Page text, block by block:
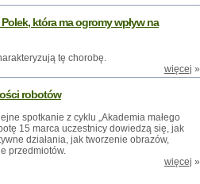
która ma ogromy wpływ na
tę chorobę.
więcej »
robotów
spotkanie z cyklu „Akademia małego
15 marca uczestnicy dowiedzą się, jak
działania, jak tworzenie obrazów,
przedmiotów.
więcej »